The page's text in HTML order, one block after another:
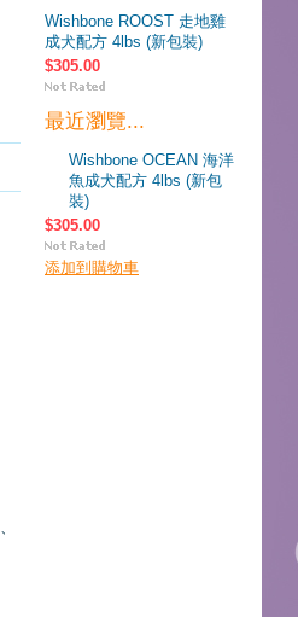
Wishbone ROOST 走地雞
成犬配方 4lbs (新包裝)
$305.00
最近瀏覽...
Wishbone OCEAN 海洋
魚成犬配方 4lbs (新包
裝)
$305.00
添加到購物車